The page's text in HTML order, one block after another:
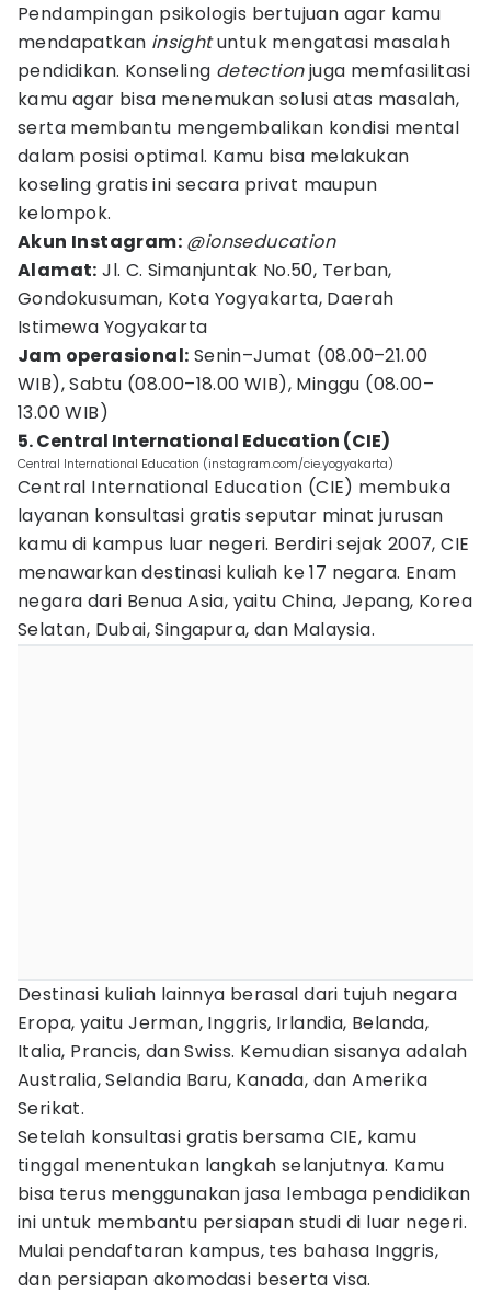
Pendampingan psikologis bertujuan agar kamu
mendapatkan insightuntuk mengatasi masalah
pendidikan. Konseling detectionjuga memfasilitasi
kamu agar bisa menemukan solusi atas masalah,
serta membantu mengembalikan kondisi mental
dalam posisi optimal. Kamu bisa melakukan
koseling gratis ini secara privat maupun
kelompok.
Akun Instagram: @ionseducation
Alamat: Jl. C. Simanjuntak No.50, Terban,
Gondokusuman, Kota Yogyakarta, Daerah
Istimewa Yogyakarta
Jam operasional: Senin–Jumat (08.00–21.00
WIB), Sabtu (08.00–18.00 WIB), Minggu (08.00–
13.00 WIB)
5. Central International Education (CIE)
Central International Education (instagram.com/cie.yogyakarta)
Central International Education (CIE) membuka
layanan konsultasi gratis seputar minat jurusan
kamu di kampus luar negeri. Berdiri sejak 2007, CIE
menawarkan destinasi kuliah ke 17 negara. Enam
negara dari Benua Asia, yaitu China, Jepang, Korea
Selatan, Dubai, Singapura, dan Malaysia.
Destinasi kuliah lainnya berasal dari tujuh negara
Eropa, yaitu Jerman, Inggris, Irlandia, Belanda,
Italia, Prancis, dan Swiss. Kemudian sisanya adalah
Australia, Selandia Baru, Kanada, dan Amerika
Serikat.
Setelah konsultasi gratis bersama CIE, kamu
tinggal menentukan langkah selanjutnya. Kamu
bisa terus menggunakan jasa lembaga pendidikan
ini untuk membantu persiapan studi di luar negeri.
Mulai pendaftaran kampus, tes bahasa Inggris,
dan persiapan akomodasi beserta visa.